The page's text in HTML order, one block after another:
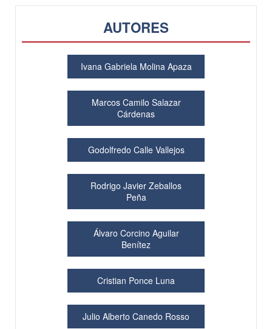
AUTORES
Ivana Gabriela Molina Apaza
Marcos Camilo Salazar
Cárdenas
Godolfredo Calle Vallejos
Rodrigo Javier Zeballos
Peña
Álvaro Corcino Aguilar
Benítez
Cristian Ponce Luna
Julio Alberto Canedo Rosso